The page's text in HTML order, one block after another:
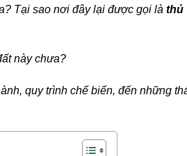
Tại sao nơi đây lại được gọi là thủ
này chưa?
quy trình chế biến, đến những